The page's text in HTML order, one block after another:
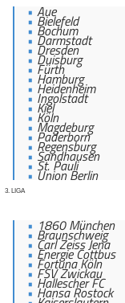
Aue
Bielefeld
Bochum
Darmstadt
Dresden
Duisburg
Fürth
Hamburg
Heidenheim
Ingolstadt
Kiel
Köln
Magdeburg
Paderborn
Regensburg
Sandhausen
St. Pauli
Union Berlin
3. LIGA
1860 München
Braunschweig
Carl Zeiss Jena
Energie Cottbus
Fortuna Köln
FSV Zwickau
Hallescher FC
Hansa Rostock